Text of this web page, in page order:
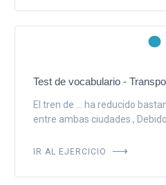
Test de vocabulario -
El tren de ... ha reducido
entre ambas ciudades., Debido
IR AL EJERCICIO